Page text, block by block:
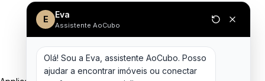
E Eva
Assistente AoCubo
Olá! Sou a Eva, assistente AoCubo. Posso
ajudar a encontrar imóveis ou conectar